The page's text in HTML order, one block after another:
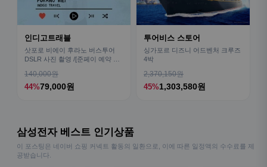
인디고트래블
삿포로 비에이 후라노 버스투어
DSLR 사진 촬영 /[준페이 예약 식
140,000원
44%79,000원
투어비스 스토어
싱가포르 디즈니 어드벤처 크루즈
4박
2,370,150원
45%1,303,580원
삼성전자 베스트 인기상품
이 포스팅은 네이버 쇼핑 커넥트 활동의 일환으로, 이에 따른 일정액의 수수료를 제
공받습니다.